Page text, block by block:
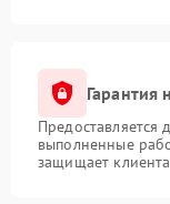
Гарантия
Предоставляется
выполненные
защищает